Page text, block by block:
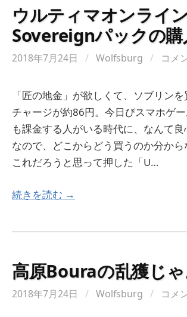
ウルティマオンライン
Sovereignパックの購
2018年7月24日 / Wolfsburg / コメ
「匠の地金」が欲しくて、ソブリン
チャージが約86円。今日びスマホゲ
も課金する人がいる時代に、なんて
なので、どこからどう買うのか分から
これだろうと思って押した「U…
続きを読む →
高原Bouraの乱獲じゃ
2018年7月24日 / Wolfsburg / コメ